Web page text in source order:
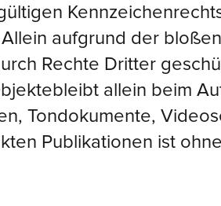
aufgrund der
Rechte Dritter
allein beim
Tondokumente,
Publikationen ist